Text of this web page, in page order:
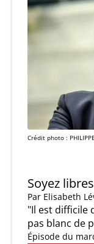
Crédit photo :
Soyez libres
Par Elisabeth
"Il est difficile
pas blanc de
Épisode du